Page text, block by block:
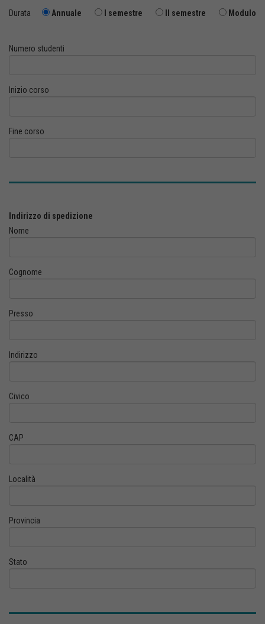
Durata Annuale I semestre II semestre Modulo
Numero studenti
Inizio corso
Fine corso
Indirizzo di spedizione
Nome
Cognome
Presso
Indirizzo
Civico
CAP
Località
Provincia
Stato